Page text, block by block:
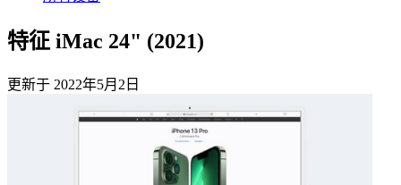
特征 iMac 24" (2021)
更新于 2022年5月2日